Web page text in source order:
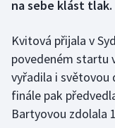
Florbal
Futsal
Golf
na sebe klást tlak.
Kvitová přijala v
povedeném startu
vyřadila i světovou
finále pak
Bartyovou zdolala